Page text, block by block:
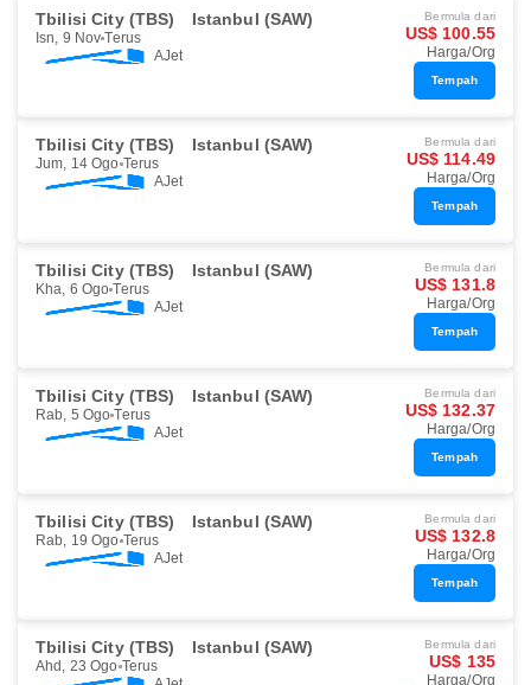
Tbilisi City (TBS) Istanbul (SAW)
Isn, 9 Nov Terus
AJet
Bermula dari
US$ 100.55
Harga/Org
Tempah
Tbilisi City (TBS) Istanbul (SAW)
Jum, 14 Ogo Terus
AJet
Bermula dari
US$ 114.49
Harga/Org
Tempah
Tbilisi City (TBS) Istanbul (SAW)
Kha, 6 Ogo Terus
AJet
Bermula dari
US$ 131.8
Harga/Org
Tempah
Tbilisi City (TBS) Istanbul (SAW)
Rab, 5 Ogo Terus
AJet
Bermula dari
US$ 132.37
Harga/Org
Tempah
Tbilisi City (TBS) Istanbul (SAW)
Rab, 19 Ogo Terus
AJet
Bermula dari
US$ 132.8
Harga/Org
Tempah
Tbilisi City (TBS) Istanbul (SAW)
Ahd, 23 Ogo Terus
Bermula dari
US$ 135
Harga/Org